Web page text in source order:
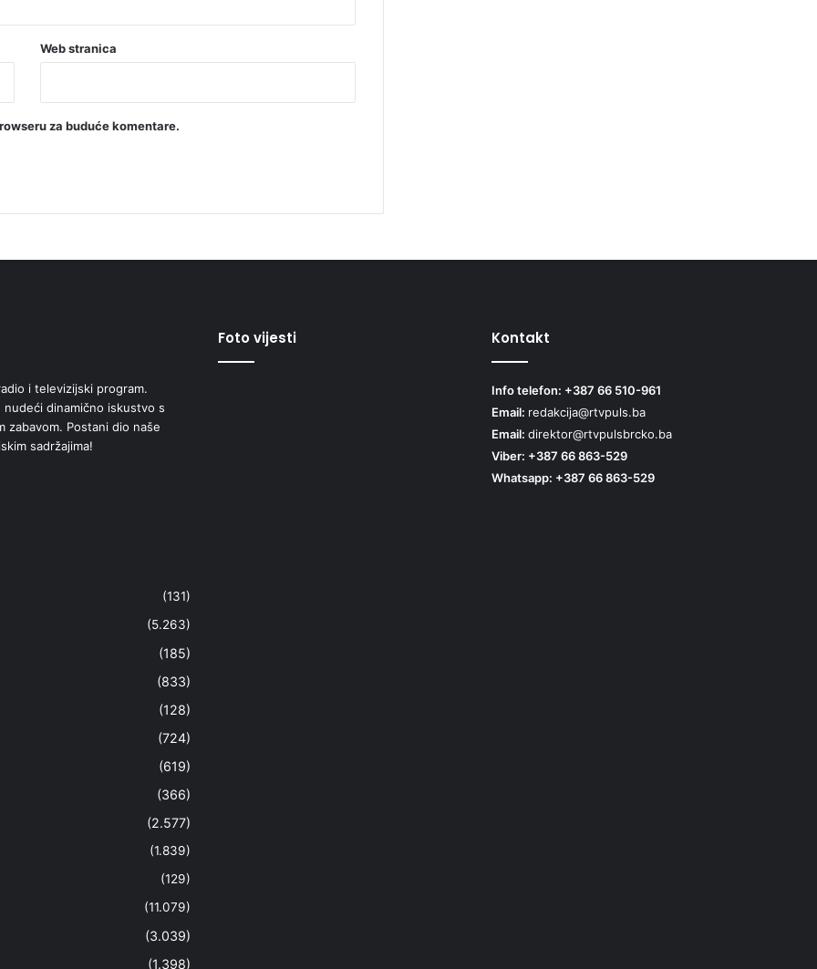
Web stranica
za buduće komentare.
i televizijski program.
nudeći dinamično iskustvo s
zabavom. Postani dio naše
sadržajima!
(131)
(5.263)
(185)
(833)
(128)
(724)
(619)
(366)
(2.577)
(1.839)
(129)
(11.079)
(3.039)
(1.398)
Foto vijesti Kontakt
Info telefon: +387 66 510-961
Email: redakcija@rtvpuls.ba
Email: direktor@rtvpulsbrcko.ba
Viber: +387 66 863-529
Whatsapp: +387 66 863-529